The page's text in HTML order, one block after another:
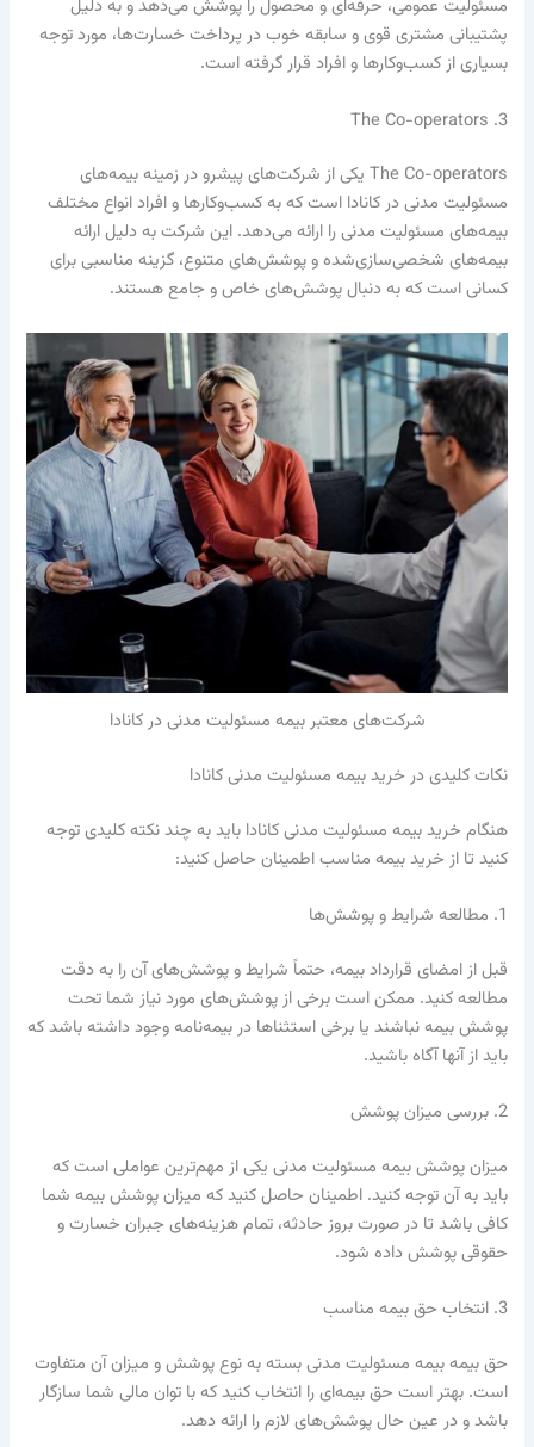
مسئولیت عمومی، حرفه‌ای و محصول را پوشش می‌دهد و به دلیل
پشتیبانی مشتری قوی و سابقه خوب در پرداخت خسارت‌ها، مورد توجه
بسیاری از کسب‌وکارها و افراد قرار گرفته است.
3. The Co-operators
The Co-operators یکی از شرکت‌های پیشرو در زمینه بیمه‌های
مسئولیت مدنی در کانادا است که به کسب‌وکارها و افراد انواع مختلف
بیمه‌های مسئولیت مدنی را ارائه می‌دهد. این شرکت به دلیل ارائه
بیمه‌های شخصی‌سازی‌شده و پوشش‌های متنوع، گزینه مناسبی برای
کسانی است که به دنبال پوشش‌های خاص و جامع هستند.
شرکت‌های معتبر بیمه مسئولیت مدنی در کانادا
نکات کلیدی در خرید بیمه مسئولیت مدنی کانادا
هنگام خرید بیمه مسئولیت مدنی کانادا باید به چند نکته کلیدی توجه
کنید تا از خرید بیمه مناسب اطمینان حاصل کنید:
1. مطالعه شرایط و پوشش‌ها
قبل از امضای قرارداد بیمه، حتماً شرایط و پوشش‌های آن را به دقت
مطالعه کنید. ممکن است برخی از پوشش‌های مورد نیاز شما تحت
پوشش بیمه نباشند یا برخی استثناها در بیمه‌نامه وجود داشته باشد که
باید از آنها آگاه باشید.
2. بررسی میزان پوشش
میزان پوشش بیمه مسئولیت مدنی یکی از مهم‌ترین عواملی است که
باید به آن توجه کنید. اطمینان حاصل کنید که میزان پوشش بیمه شما
کافی باشد تا در صورت بروز حادثه، تمام هزینه‌های جبران خسارت و
حقوقی پوشش داده شود.
3. انتخاب حق بیمه مناسب
حق بیمه بیمه مسئولیت مدنی بسته به نوع پوشش و میزان آن متفاوت
است. بهتر است حق بیمه‌ای را انتخاب کنید که با توان مالی شما سازگار
باشد و در عین حال پوشش‌های لازم را ارائه دهد.